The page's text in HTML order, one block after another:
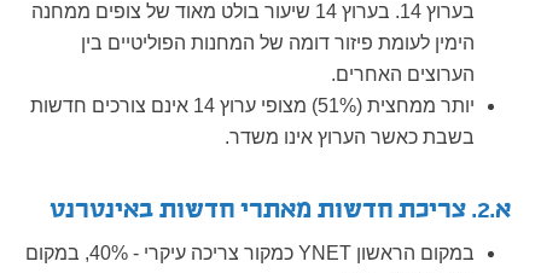
בערוץ 14. בערוץ 14 שיעור בולט מאוד של צופים ממחנה
הימין לעומת פיזור דומה של המחנות הפוליטיים בין
הערוצים האחרים.
יותר ממחצית (51%) מצופי ערוץ 14 אינם צורכים חדשות
בשבת כאשר הערוץ אינו משדר.
א.2. צריכת חדשות מאתרי חדשות באינטרנט
במקום הראשון YNET כמקור צריכה עיקרי - 40%, במקום